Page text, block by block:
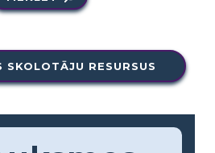
SKOLOTĀJU RESURSUS